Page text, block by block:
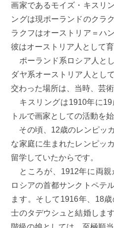
画家であるモイズ・キスリ
ングは現ポーランドのクラ
ラクフはオーストリア＝ハ
彼はオーストリア人として育
ポーランド系ロシア人と
ダヤ系オーストリア人とし
交わった場所は、当時、芸
キスリングは1910年に19
トルで画家としての活動を
その頃、12歳のレンピッ
な家庭に生まれたレンピッ
留学していたからです。
ところが、1912年に両親
ロシアの首都サンクトペテ
ます。そして1916年、18
士のタデウシュと結婚しま